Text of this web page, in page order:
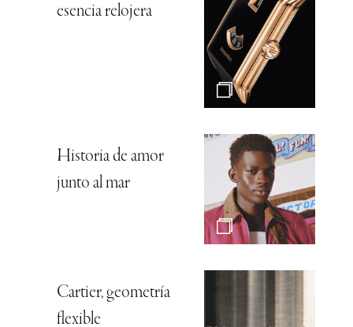
esencia relojera
Historia de amor
junto al mar
Cartier, geometría
flexible